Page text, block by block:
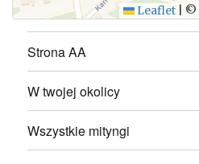
Leaflet ©
Strona AA
W twojej okolicy
Wszystkie mityngi